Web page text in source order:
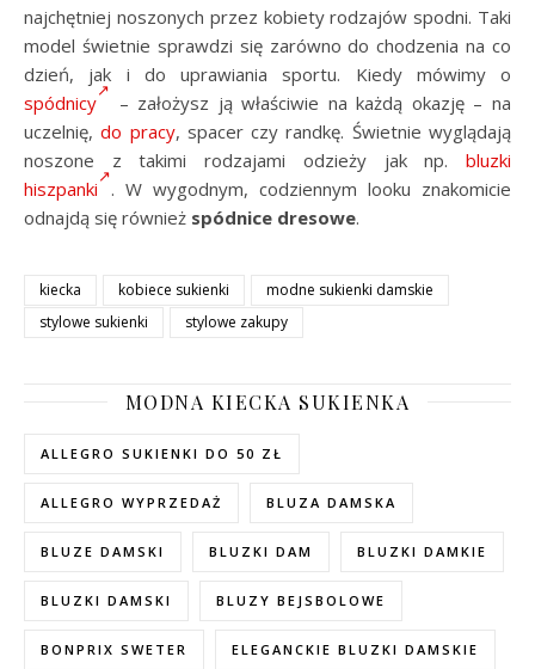
najchętniej noszonych przez kobiety rodzajów spodni. Taki
model świetnie sprawdzi się zarówno do chodzenia na co
dzień, jak i do uprawiania sportu. Kiedy mówimy o
spódnicy
– założysz ją właściwie na każdą okazję – na
uczelnię,do pracy, spacer czy randkę. Świetnie wyglądają
noszone z takimi rodzajami odzieży jak np. bluzki
hiszpanki
. W wygodnym, codziennym looku znakomicie
odnajdą się również spódnice dresowe.
kiecka kobiece sukienki
modne sukienki damskie
stylowe sukienki
stylowe zakupy
MODNA KIECKA SUKIENKA
ALLEGRO SUKIENKI DO 50 ZŁ
ALLEGRO WYPRZEDAŻ BLUZA DAMSKA
BLUZE DAMSKI BLUZKI DAM BLUZKI DAMKIE
BLUZKI DAMSKI BLUZY BEJSBOLOWE
BONPRIX SWETER ELEGANCKIE BLUZKI DAMSKIE